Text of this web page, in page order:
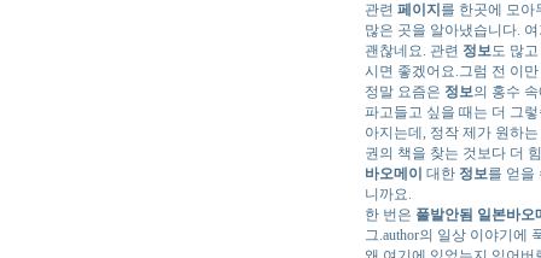
관련 페이지 를 한곳에 모아
많은 곳을 알아냈습니다.
괜찮네요. 관련 정보도 많
시면 좋겠어요.그럼 전 이
정말 요즘은 정보의 홍수
파고들고 싶을 때는 더 그
아지는데, 정작 제가 원하
권의 책을 찾는 것보다 더
바오메이 대한 정보를 얻을
니까요.
한 번은 풀발안됨 일본바오
그.author의 일상 이야기에